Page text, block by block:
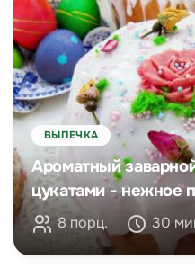
ВЫПЕЧКА
Ароматный
цукатами - нежное
8 порц. 30